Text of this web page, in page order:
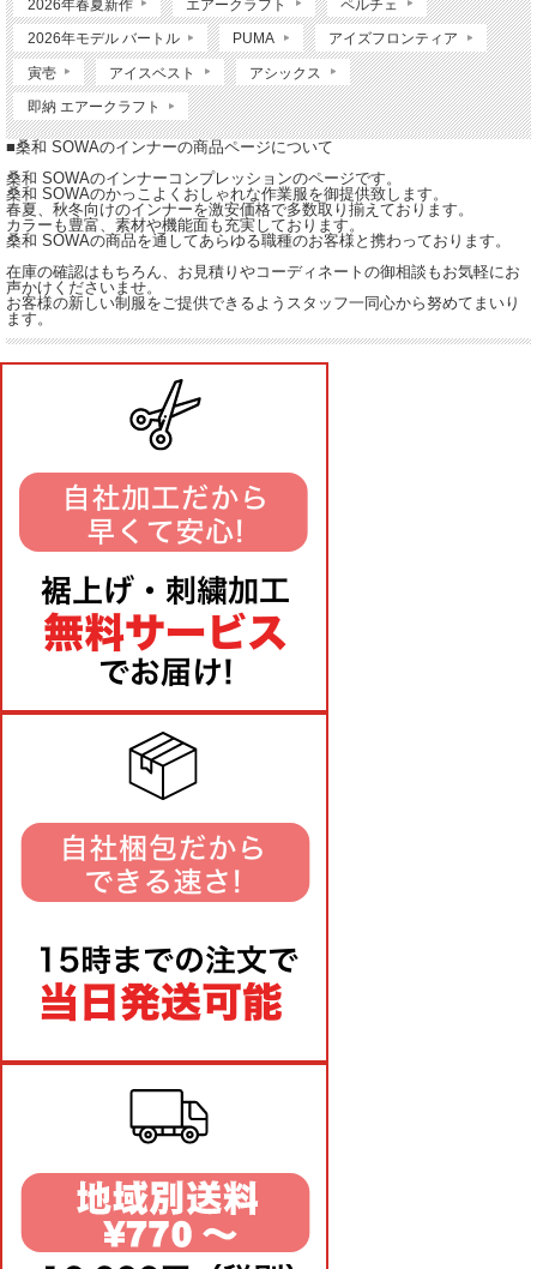
2026年春夏新作 エアークラフト ペルチェ
2026年モデル バートル PUMA アイズフロンティア
寅壱 アイスベスト アシックス
即納 エアークラフト
■桑和 SOWAのインナーの商品ページについて
桑和 SOWAのインナーコンプレッションのページです。
桑和 SOWAのかっこよくおしゃれな作業服を御提供致します。
春夏、秋冬向けのインナーを激安価格で多数取り揃えております。
カラーも豊富、素材や機能面も充実しております。
桑和 SOWAの商品を通してあらゆる職種のお客様と携わっております。
在庫の確認はもちろん、お見積りやコーディネートの御相談もお気軽にお
声かけくださいませ。
お客様の新しい制服をご提供できるようスタッフ一同心から努めてまいり
ます。